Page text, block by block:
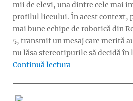
mii de elevi, una dintre cele mai
profilul liceului. În acest context,
mai bune echipe de robotică din
5, transmit un mesaj care merită
nu lăsa stereotipurile să decidă în
Continuă lectura